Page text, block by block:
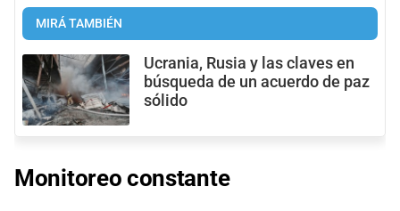
MIRÁ TAMBIÉN
Ucrania, Rusia y las claves en
búsqueda de un acuerdo de paz
sólido
Monitoreo constante